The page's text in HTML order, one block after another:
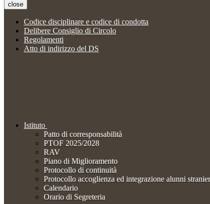
close
Codice disciplinare e codice di condotta
Delibere Consiglio di Circolo
Regolamenti
Atto di indirizzo del DS
Istituto
Patto di corresponsabilità
PTOF 2025/2028
RAV
Piano di Miglioramento
Protocollo di continuità
Protocollo accoglienza ed integrazione alunni
Calendario
Orario di Segreteria